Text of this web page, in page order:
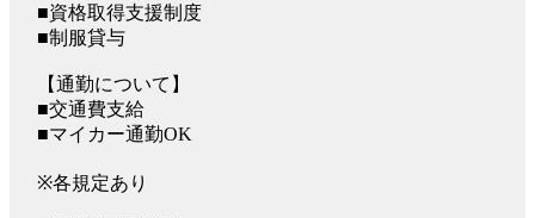
■資格取得支援制度
■制服貸与
【通勤について】
■交通費支給
■マイカー通勤OK
※各規定あり